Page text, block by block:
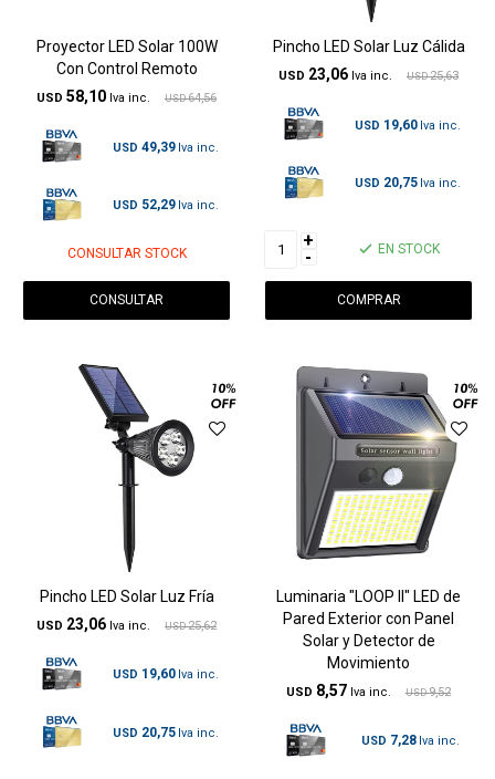
Proyector LED Solar 100W
Con Control Remoto
USD 58,10 USD 64,56
USD 49,39
USD 52,29
CONSULTAR STOCK
CONSULTAR
Pincho LED Solar Luz Cálida
USD 23,06 USD 25,63
USD 19,60
USD 20,75
+
- EN STOCK
Pincho LED Solar Luz Fría
USD 23,06 USD 25,62
USD 19,60
USD 20,75
Luminaria "LOOP II" LED de
Pared Exterior con Panel
Solar y Detector de
Movimiento
USD 8,57 USD 9,52
USD 7,28